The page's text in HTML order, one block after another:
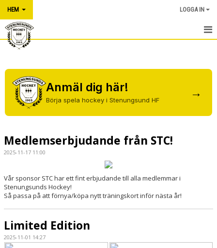
HEM LOGGA IN
HEM
NYHETER
OM KLUBBEN
KONTAKT
BILDGALLERI
DOKUMENT
VÅRA LAG/TRÄNARE
VÅRA CUPER
Anmäl dig här!
Börja spela hockey i Stenungsund HF →
Medlemserbjudande från STC!
2025-11-17 11:00
Vår sponsor STC har ett fint erbjudande till alla medlemmar i
Stenungsunds Hockey!
Så passa på att förnya/köpa nytt träningskort inför nästa år!
Limited Edition
2025-11-01 14:27